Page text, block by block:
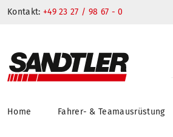
Kontakt: +49 23 27 / 98 67 - 0
Home Fahrer- & Teamausrüstung